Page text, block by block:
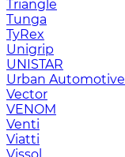
Triangle
Tunga
TyRex
Unigrip
UNISTAR
Urban Automotive
Vector
VENOM
Venti
Viatti